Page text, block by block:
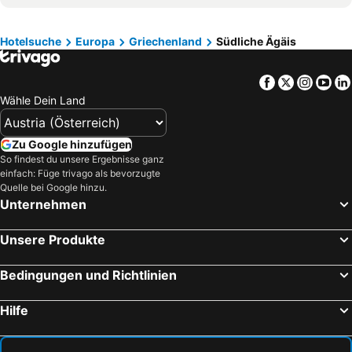
Hotels Ägypten
Hotels Salzkammergut
Hotels Perissa
Hotels Manganari
Hotels Kefalos
Hotels Afandou
Hotels Naoussa
Hotels Ammoopi
Hotels Ornos
Hotels Mylopotas
Hotels Vlicha
Hotels Archangelos
Hotels Arkasa
Hotels Elia Beach
Hotels Theologos - Tholos
Hotels Pefki
Hotels Agia Anna
Hotelsuche Europa Griechenland Südliche Ägäis
Facebook
Twitter
Wähle Dein Land
Zu Google hinzufügen
So findest du unsere Ergebnisse ganz
einfach: Füge trivago als bevorzugte
Quelle bei Google hinzu.
Unternehmen
Unsere Produkte
Bedingungen und Richtlinien
Hilfe